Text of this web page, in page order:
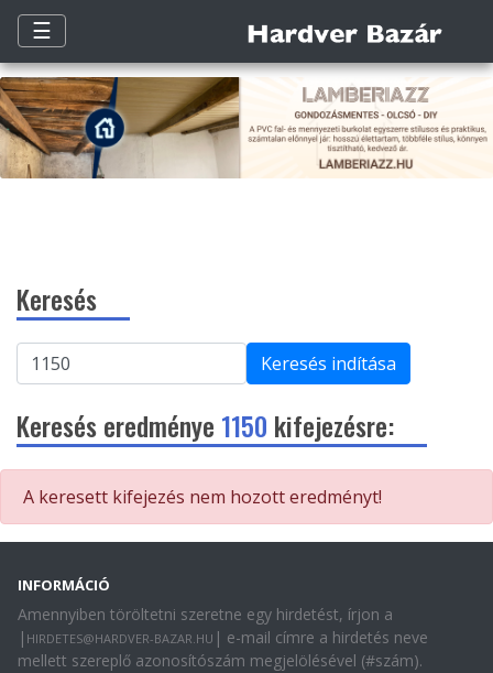
☰
Keresés
Keresés indítása
Keresés eredménye 1150 kifejezésre:
A keresett kifejezés nem hozott eredményt!
INFORMÁCIÓ
Amennyiben töröltetni szeretne egy hirdetést, írjon a
| HIRDETES@HARDVER-BAZAR.HU | e-mail címre a hirdetés neve
mellett szereplő azonosítószám megjelölésével (#szám).